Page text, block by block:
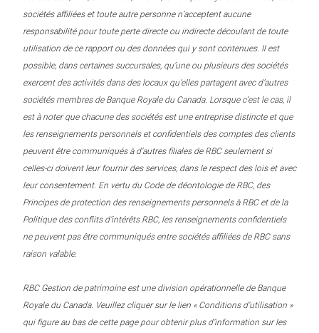
sociétés affiliées et toute autre personne n’acceptent aucune
responsabilité pour toute perte directe ou indirecte découlant de toute
utilisation de ce rapport ou des données qui y sont contenues. Il est
possible, dans certaines succursales, qu’une ou plusieurs des sociétés
exercent des activités dans des locaux qu’elles partagent avec d’autres
sociétés membres de Banque Royale du Canada. Lorsque c’est le cas, il
est à noter que chacune des sociétés est une entreprise distincte et que
les renseignements personnels et confidentiels des comptes des clients
peuvent être communiqués à d’autres filiales de RBC seulement si
celles-ci doivent leur fournir des services, dans le respect des lois et avec
leur consentement. En vertu du Code de déontologie de RBC, des
Principes de protection des renseignements personnels à RBC et de la
Politique des conflits d’intérêts RBC, les renseignements confidentiels
ne peuvent pas être communiqués entre sociétés affiliées de RBC sans
raison valable.
RBC Gestion de patrimoine est une division opérationnelle de Banque
Royale du Canada. Veuillez cliquer sur le lien « Conditions d’utilisation »
qui figure au bas de cette page pour obtenir plus d’information sur les